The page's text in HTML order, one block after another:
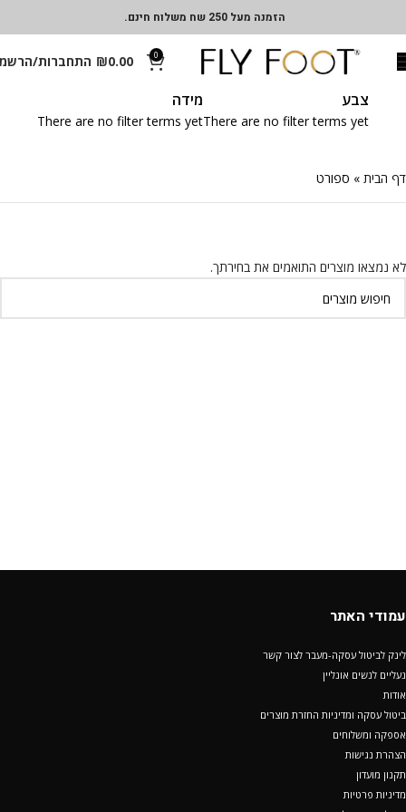
הזמנה מעל 250 שח משלוח חינם.
0
₪0.00 התחברות/
צבע
There are no filter terms yet
מידה
There are no filter terms yet
דף הבית » ספורט
לא נמצאו מוצרים התואמים את בחירתך.
עמודי האתר
לינק לביטול עסקה-מעבר לצור קשר
נעליים לנשים אונליין
אודות
ביטול עסקה ומדיניות החזרת מוצרים
אספקה ומשלוחים
הצהרת נגישות
תקנון מועדון
מדיניות פרטיות